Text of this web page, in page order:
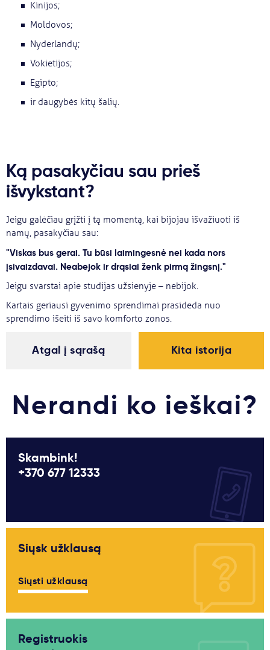
Kinijos;
Moldovos;
Nyderlandų;
Vokietijos;
Egipto;
ir daugybės kitų šalių.
Ką pasakyčiau sau prieš
išvykstant?
Jeigu galėčiau grįžti į tą momentą, kai bijojau išvažiuoti iš
namų, pasakyčiau sau:
"Viskas bus gerai. Tu būsi laimingesnė nei kada nors
įsivaizdavai. Neabejok ir drąsiai ženk pirmą žingsnį."
Jeigu svarstai apie studijas užsienyje – nebijok.
Kartais geriausi gyvenimo sprendimai prasideda nuo
sprendimo išeiti iš savo komforto zonos.
Atgal į sąrašą Kita istorija
Nerandi ko ieškai?
Skambink!
+370 677 12333
Siųsk užklausą
Siųsti užklausą
Registruokis